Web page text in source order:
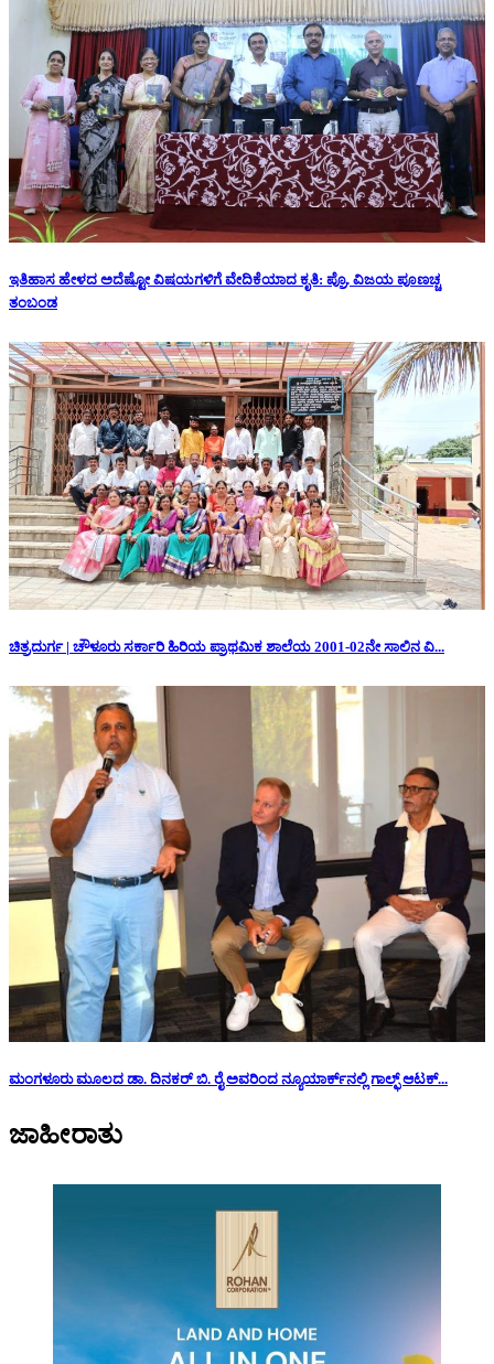
ಇತಿಹಾಸ ಹೇಳದ ಅದೆಷ್ಟೋ ವಿಷಯಗಳಿಗೆ ವೇದಿಕೆಯಾದ ಕೃತಿ: ಪ್ರೊ. ವಿಜಯ ಪೂಣಚ್ಚ
ತಂಬಂಡ
ಚಿತ್ರದುರ್ಗ | ಚೌಳೂರು ಸರ್ಕಾರಿ ಹಿರಿಯ ಪ್ರಾಥಮಿಕ ಶಾಲೆಯ 2001-02ನೇ ಸಾಲಿನ ವಿ...
ಮಂಗಳೂರು ಮೂಲದ ಡಾ. ದಿನಕರ್ ಬಿ. ರೈ ಅವರಿಂದ ನ್ಯೂಯಾರ್ಕ್‌ನಲ್ಲಿ ಗಾಲ್ಫ್ ಆಟಕ್...
ಜಾಹೀರಾತು